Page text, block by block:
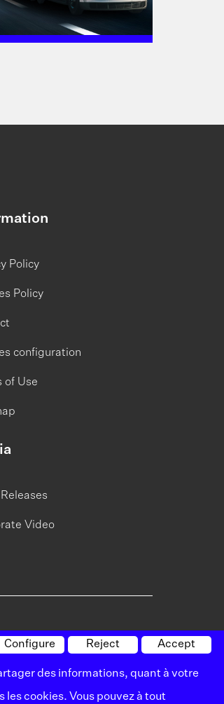
Policy
Policy
configuration
of Use
Video
Utilisation de
Plan du
Accept
Reject
Configure
des informations, quant à votre
les cookies. Vous pouvez à tout